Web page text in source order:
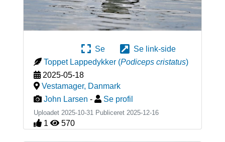
Se
Se link-side
Toppet Lappedykker (Podiceps cristatus)
2025-05-18
Vestamager, Danmark
John Larsen - Se profil
Uploadet 2025-10-31 Publiceret 2025-12-16
1 570